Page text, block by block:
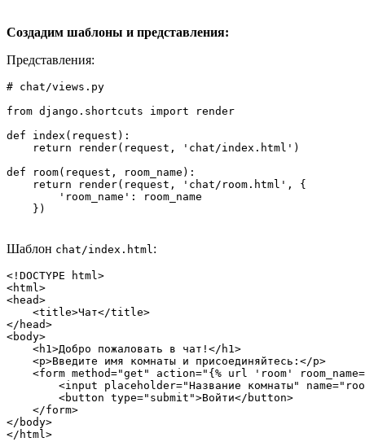
Создадим шаблоны и представления:
Представления:
# chat/views.py
from django.shortcuts import render
def index(request):
    return render(request, 'chat/index.html')
def room(request, room_name):
    return render(request, 'chat/room.html', {
        'room_name': room_name
    })
Шаблон chat/index.html:
<!DOCTYPE html>
<html>
<head>
    <title>Чат</title>
</head>
<body>
    <h1>Добро пожаловать в чат!</h1>
    <p>Введите имя комнаты и присоединяйтесь:</p>
<form method="get" action="{% url 'room'
<input placeholder="Название комнаты"
        <button type="submit">Войти</button>
    </form>
</body>
</html>